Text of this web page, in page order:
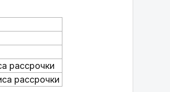
рассрочки
рассрочки